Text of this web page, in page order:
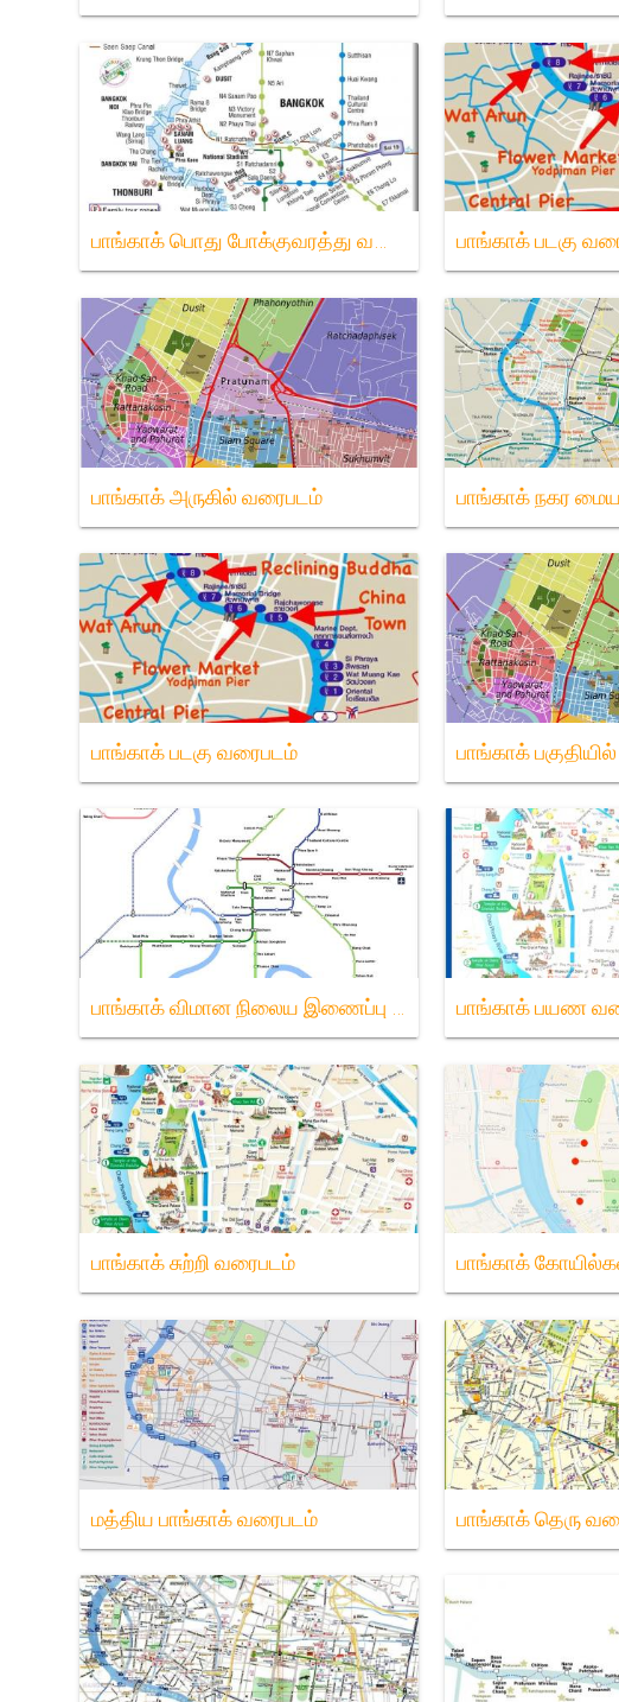
பாங்காக் பொது போக்குவரத்து வரைபடம் பாங்காக் படகு
பாங்காக் அருகில் வரைபடம் பாங்காக் நகர
பாங்காக் படகு வரைபடம் பாங்காக்
பாங்காக் பயண
பாங்காக் சுற்றி வரைபடம் பாங்காக்
மத்திய பாங்காக் வரைபடம் பாங்காக் தெரு